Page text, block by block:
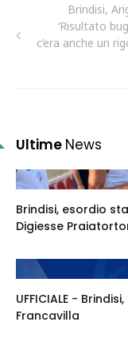
Brindisi,
‘Risultato
c’era anche un
Ultime News
Brindisi, esordio
Digiesse
UFFICIALE -
Francavilla